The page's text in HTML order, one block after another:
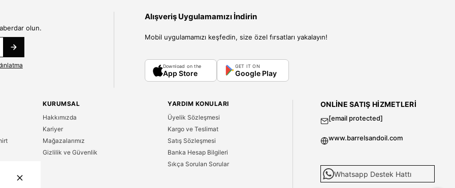
olun.
Alışveriş Uygulamamızı İndirin
Mobil uygulamamızı keşfedin, size özel fırsatları yakalayın!
Download on the
App Store
GET IT ON
Google Play
KURUMSAL
Hakkımızda
Kariyer
Mağazalarımız
Gizlilik ve Güvenlik
YARDIM KONULARI
Üyelik Sözleşmesi
Kargo ve Teslimat
Satış Sözleşmesi
Banka Hesap Bilgileri
Sıkça Sorulan Sorular
ONLINE SATIŞ HIZMETLERI
[email protected]
www.barrelsandoil.com
Whatsapp Destek Hattı